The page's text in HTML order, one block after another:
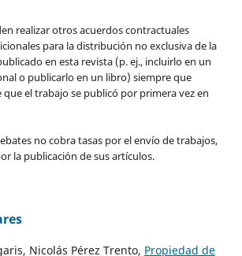
realizar otros acuerdos contractuales
para la distribución no exclusiva de la
en esta revista (p. ej., incluirlo en un
o publicarlo en un libro) siempre que
el trabajo se publicó por primera vez en
no cobra tasas por el envío de trabajos,
la publicación de sus artículos.
Nicolás Pérez Trento, Propiedad de